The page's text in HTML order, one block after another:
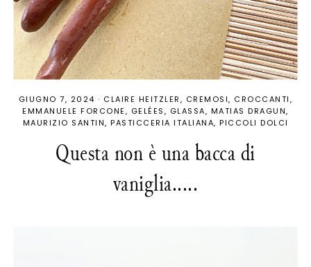
GIUGNO 7, 2024 · CLAIRE HEITZLER CREMOSI CROCCANTI
EMMANUELE FORCONE
GELÉES GLASSA
MATIAS DRAGUN
MAURIZIO SANTIN
PASTICCERIA ITALIANA PICCOLI DOLCI
Questa non è una bacca di
vaniglia.....